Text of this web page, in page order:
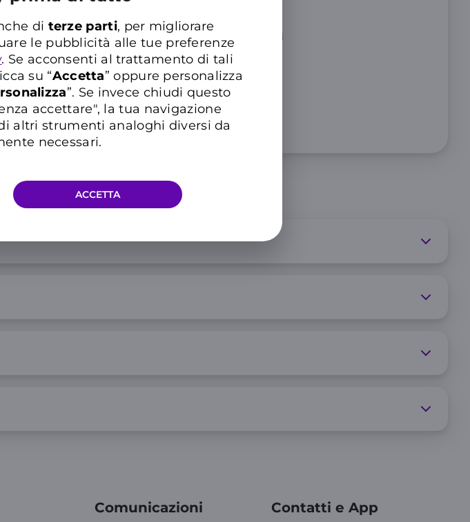
di terze parti, per migliorare
le pubblicità alle tue preferenze
. Se acconsenti al trattamento di tali
su “Accetta” oppure personalizza
”. Se invece chiudi questo
accettare", la tua navigazione
altri strumenti analoghi diversi da
necessari.
ACCETTA
25 GIGA aggiuntivi in Unione Europea per 3 mesi
Consulta lenote informative dell’offerta.
10,99€
al mese
Info 5G e condizioni traffico illimitato
Comunicazioni Contatti e App